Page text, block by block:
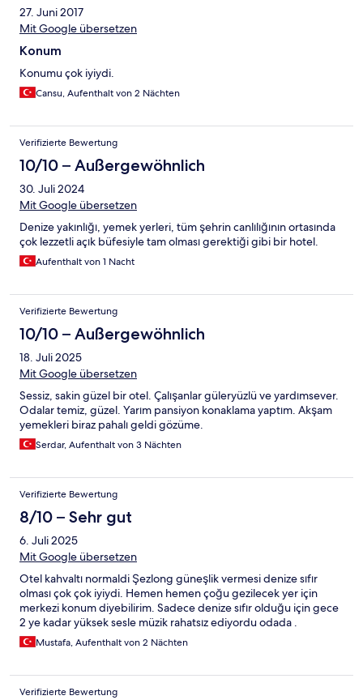
27. Juni 2017
Mit Google übersetzen
Konum
Konumu çok iyiydi.
Cansu, Aufenthalt von 2 Nächten
Verifizierte Bewertung
10/10 – Außergewöhnlich
30. Juli 2024
Mit Google übersetzen
Denize yakınlığı, yemek yerleri, tüm şehrin canlılığının ortasında
çok lezzetli açık büfesiyle tam olması gerektiği gibi bir hotel.
Aufenthalt von 1 Nacht
Verifizierte Bewertung
10/10 – Außergewöhnlich
18. Juli 2025
Mit Google übersetzen
Sessiz, sakin güzel bir otel. Çalışanlar güleryüzlü ve yardımsever.
Odalar temiz, güzel. Yarım pansiyon konaklama yaptım. Akşam
yemekleri biraz pahalı geldi gözüme.
Serdar, Aufenthalt von 3 Nächten
Verifizierte Bewertung
8/10 – Sehr gut
6. Juli 2025
Mit Google übersetzen
Otel kahvaltı normaldi Şezlong güneşlik vermesi denize sıfır
olması çok çok iyiydi. Hemen hemen çoğu gezilecek yer için
merkezi konum diyebilirim. Sadece denize sıfır olduğu için gece
2 ye kadar yüksek sesle müzik rahatsız ediyordu odada .
Mustafa, Aufenthalt von 2 Nächten
Verifizierte Bewertung